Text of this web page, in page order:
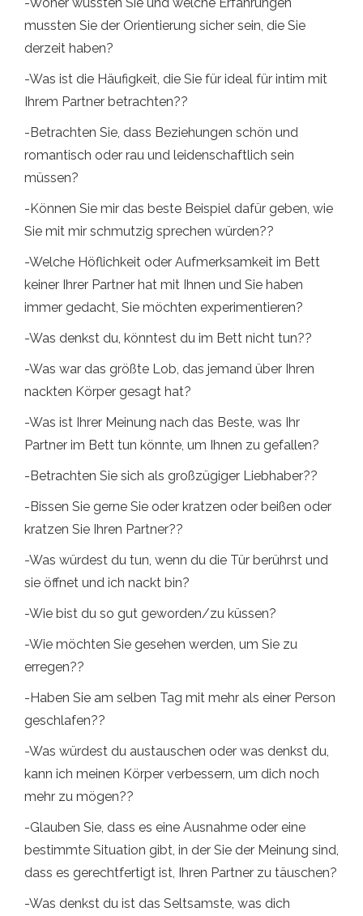
mussten Sie der Orientierung sicher sein, die Sie
derzeit haben?
-Was ist die Häufigkeit, die Sie für ideal für intim mit
Ihrem Partner betrachten??
-Betrachten Sie, dass Beziehungen schön und
romantisch oder rau und leidenschaftlich sein
müssen?
-Können Sie mir das beste Beispiel dafür geben, wie
Sie mit mir schmutzig sprechen würden??
-Welche Höflichkeit oder Aufmerksamkeit im Bett
keiner Ihrer Partner hat mit Ihnen und Sie haben
immer gedacht, Sie möchten experimentieren?
-Was denkst du, könntest du im Bett nicht tun??
-Was war das größte Lob, das jemand über Ihren
nackten Körper gesagt hat?
-Was ist Ihrer Meinung nach das Beste, was Ihr
Partner im Bett tun könnte, um Ihnen zu gefallen?
-Betrachten Sie sich als großzügiger Liebhaber??
-Bissen Sie gerne Sie oder kratzen oder beißen oder
kratzen Sie Ihren Partner??
-Was würdest du tun, wenn du die Tür berührst und
sie öffnet und ich nackt bin?
-Wie bist du so gut geworden/zu küssen?
-Wie möchten Sie gesehen werden, um Sie zu
erregen??
-Haben Sie am selben Tag mit mehr als einer Person
geschlafen??
-Was würdest du austauschen oder was denkst du,
kann ich meinen Körper verbessern, um dich noch
mehr zu mögen??
-Glauben Sie, dass es eine Ausnahme oder eine
bestimmte Situation gibt, in der Sie der Meinung sind,
dass es gerechtfertigt ist, Ihren Partner zu täuschen?
-Was denkst du ist das Seltsamste, was dich